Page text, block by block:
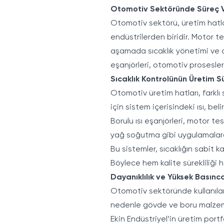
Otomotiv Sektöründe Süreç
Otomotiv sektörü, üretim
endüstrilerden biridir. Motor
aşamada sıcaklık yönetimi ve
eşanjörleri, otomotiv
Sıcaklık Kontrolünün Üretim
Otomotiv üretim hatları, farklı
için sistem içerisindeki ısı,
Borulu ısı eşanjörleri, motor
yağ soğutma gibi
Bu sistemler, sıcaklığın sabit
Böylece hem kalite sürekliliği
Dayanıklılık ve Yüksek
Otomotiv sektöründe
nedenle gövde ve boru
Ekin Endüstriyel’in üretim